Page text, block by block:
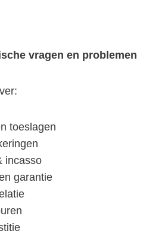
vragen en problemen
toeslagen
incasso
garantie